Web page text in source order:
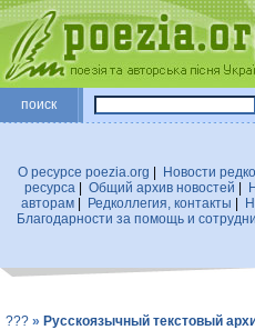
поиск
О ресурсе poezia.org
Новости
ресурса
Общий архив новостей
авторам| Редколлегия, контакты
Благодарности за помощь и
??? » Русскоязычный текстовый